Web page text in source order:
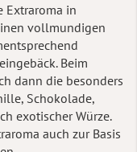
Extraroma in
vollmundigen
Beim
dann die besonders
Schokolade,
exotischer Würze.
auch zur Basis